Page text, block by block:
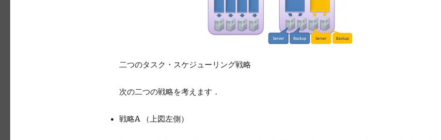
二つのタスク・スケジューリング戦略
次の二つの戦略を考えます．
戦略A （上図左側）